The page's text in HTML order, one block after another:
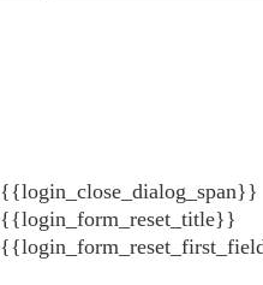
{{login_close_dialog_span}}
{{login_form_reset_title}}